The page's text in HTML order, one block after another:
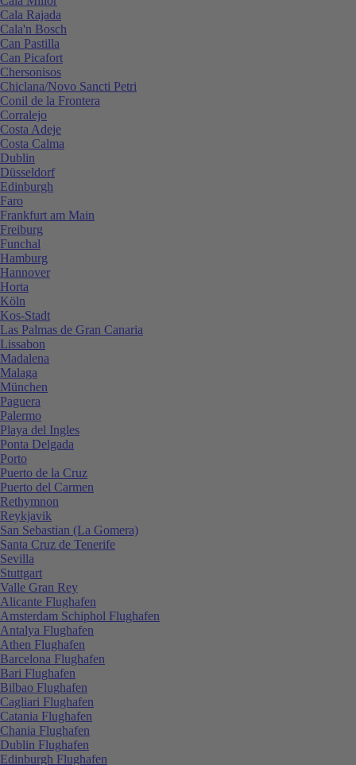
Cala Rajada
Cala'n Bosch
Can Pastilla
Can Picafort
Chersonisos
Chiclana/Novo Sancti Petri
Conil de la Frontera
Corralejo
Costa Adeje
Costa Calma
Dublin
Düsseldorf
Edinburgh
Faro
Frankfurt am Main
Freiburg
Funchal
Hamburg
Hannover
Horta
Köln
Kos-Stadt
Las Palmas de Gran Canaria
Lissabon
Madalena
Malaga
München
Paguera
Palermo
Playa del Ingles
Ponta Delgada
Porto
Puerto de la Cruz
Puerto del Carmen
Rethymnon
Reykjavik
San Sebastian (La Gomera)
Santa Cruz de Tenerife
Sevilla
Stuttgart
Valle Gran Rey
Alicante Flughafen
Amsterdam Schiphol Flughafen
Antalya Flughafen
Athen Flughafen
Barcelona Flughafen
Bari Flughafen
Bilbao Flughafen
Cagliari Flughafen
Catania Flughafen
Chania Flughafen
Dublin Flughafen
Edinburgh Flughafen